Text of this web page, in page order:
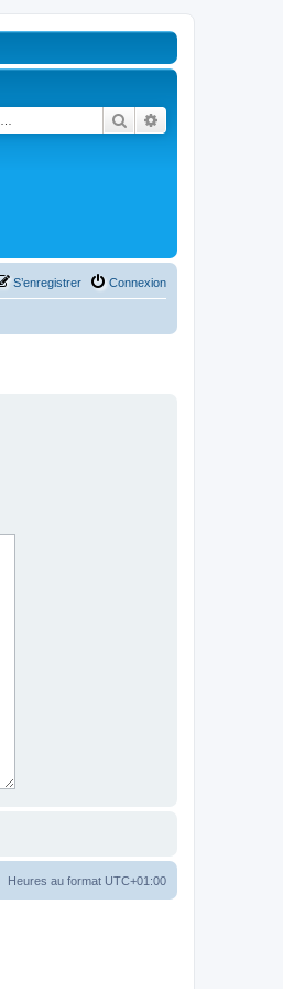
Rechercher
Connexion
S’enregistrer
Heures au format UTC+01:00